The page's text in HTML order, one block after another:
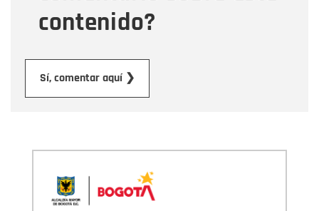
contenido?
Sí, comentar aquí ❯